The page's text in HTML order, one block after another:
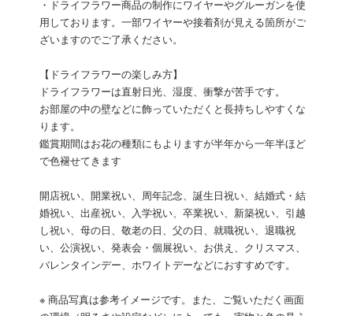
・ドライフラワー商品の制作にワイヤーやグルーガンを使
用しております。一部ワイヤーや接着剤が見える箇所がご
ざいますのでご了承ください。
【ドライフラワーの楽しみ方】
ドライフラワーは直射日光、湿度、衝撃が苦手です。
お部屋の中の壁などに飾っていただくと長持ちしやすくな
ります。
鑑賞期間はお花の種類にもよりますが半年から一年半ほど
で色褪せてきます
開店祝い、開業祝い、周年記念、誕生日祝い、結婚式・結
婚祝い、出産祝い、入学祝い、卒業祝い、新築祝い、引越
し祝い、母の日、敬老の日、父の日、就職祝い、退職祝
い、公演祝い、発表会・個展祝い、お供え、クリスマス、
バレンタインデー、ホワイトデーなどにおすすめです。
※ 商品写真は参考イメージです。また、ご覧いただく画面